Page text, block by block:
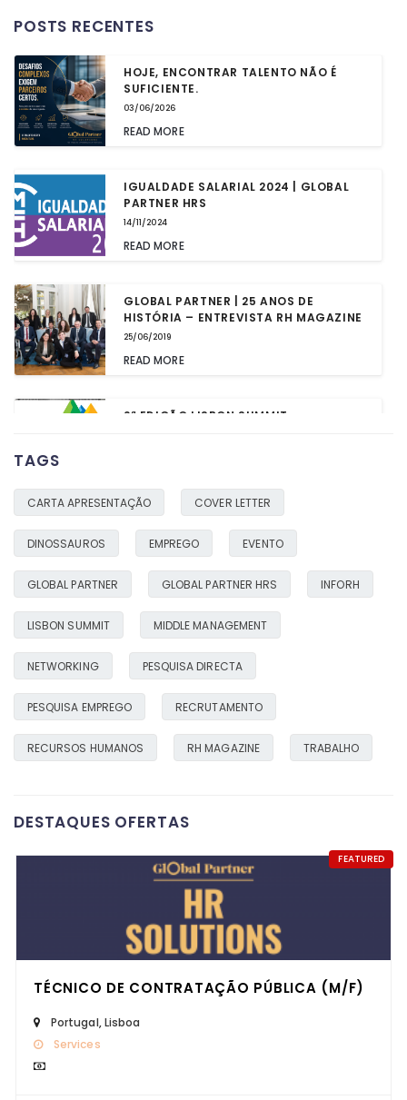
POSTS RECENTES
HOJE, ENCONTRAR TALENTO NÃO É
SUFICIENTE.
03/06/2026
READ MORE
IGUALDADE SALARIAL 2024 | GLOBAL
PARTNER HRS
14/11/2024
READ MORE
GLOBAL PARTNER | 25 ANOS DE
HISTÓRIA – ENTREVISTA RH MAGAZINE
25/06/2019
READ MORE
2ª EDIÇÃO LISBON SUMMIT
OS DINOSSAUROS AINDA EXISTEM!
04/02/2019
READ MORE
TAGS
CARTA APRESENTAÇÃO COVER LETTER
DINOSSAUROS EMPREGO EVENTO
GLOBAL PARTNER GLOBAL PARTNER HRS INFORH
LISBON SUMMIT MIDDLE MANAGEMENT
NETWORKING PESQUISA DIRECTA
PESQUISA EMPREGO RECRUTAMENTO
RECURSOS HUMANOS RH MAGAZINE TRABALHO
DESTAQUES OFERTAS
FEATURED
TÉCNICO DE CONTRATAÇÃO PÚBLICA (M/F)
Portugal,Lisboa
Services